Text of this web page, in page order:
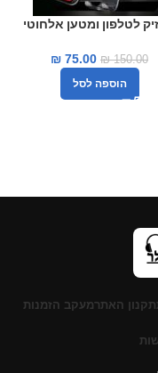
לטלפון ומטען אלחוטי
₪150.00
₪ 75.00
הוספה לסל
תקנון האתרמעקב הזמנות